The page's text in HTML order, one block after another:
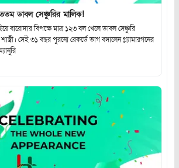
ডাবল সেঞ্চুরির মালিক!
বারোদার বিপক্ষে মাত্র ১২৩ বল খেলে ডাবল সেঞ্চুরি
সেই ৩১ বছর পুরনো রেকর্ডে ভাগ বসালেন গ্ল্যামারগনের